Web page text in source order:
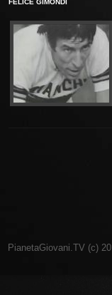
FELICE GIMONDI
PianetaGiovani.TV (c)